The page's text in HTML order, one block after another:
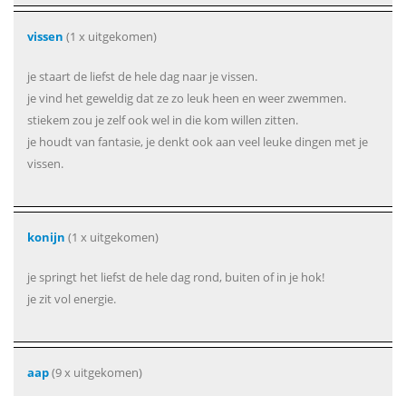
vissen (1 x uitgekomen)
je staart de liefst de hele dag naar je vissen.
je vind het geweldig dat ze zo leuk heen en weer zwemmen.
stiekem zou je zelf ook wel in die kom willen zitten.
je houdt van fantasie, je denkt ook aan veel leuke dingen met je
vissen.
konijn (1 x uitgekomen)
je springt het liefst de hele dag rond, buiten of in je hok!
je zit vol energie.
aap(9 x uitgekomen)